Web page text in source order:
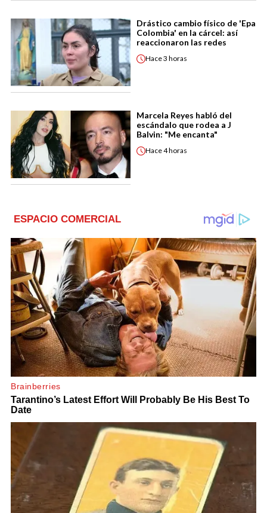
Drástico cambio físico de 'Epa
Colombia' en la cárcel: así
reaccionaron las redes
Hace3 horas
Marcela Reyes habló del
escándalo que rodea a J
Balvin: "Me encanta"
Hace4 horas